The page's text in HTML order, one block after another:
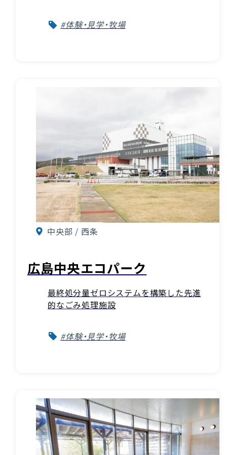
#体験・見学・牧場
中央部 / 西条
広島中央エコパーク
最終処分量ゼロシステムを構築した先進
的なごみ処理施設
#体験・見学・牧場